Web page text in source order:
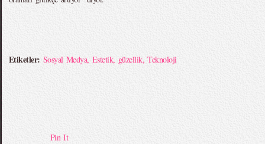
Etiketler: Sosyal Medya,Estetik, güzellik,Teknoloji
Pin It